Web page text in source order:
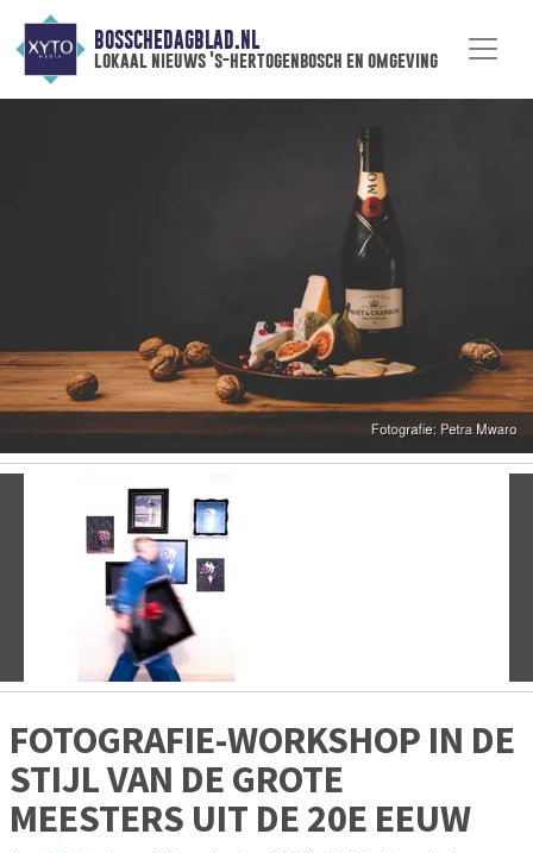
BOSSCHEDAGBLAD.NL
lokaal nieuws 's-hertogenbosch en omgeving
FOTOGRAFIE-WORKSHOP IN DE
STIJL VAN DE GROTE
MEESTERS UIT DE 20E EEUW